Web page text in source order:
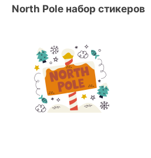
North Pole набор стикеров